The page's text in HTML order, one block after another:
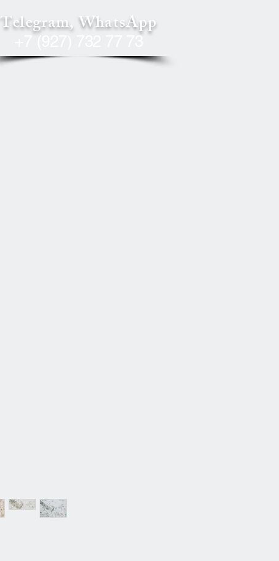
Telegram, WhatsApp
+7 (927) 732 77 73